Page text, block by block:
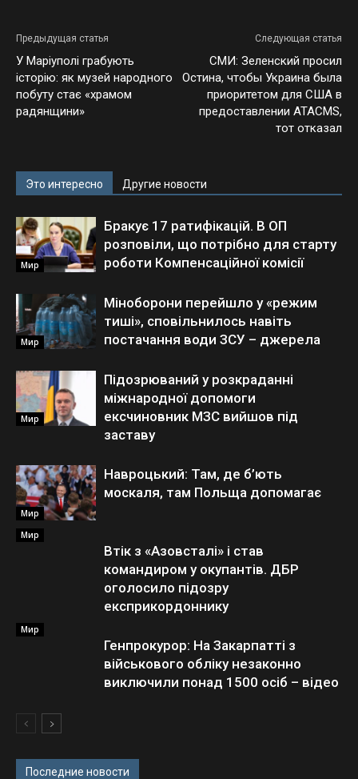
Предыдущая статья
У Маріуполі грабують
історію: як музей народного
побуту стає «храмом
радянщини»
Следующая статья
СМИ: Зеленский просил
Остина, чтобы Украина была
приоритетом для США в
предоставлении ATACMS,
тот отказал
Это интересно Другие новости
Мир
Бракує 17 ратифікацій. В ОП
розповіли, що потрібно для старту
роботи Компенсаційної комісії
Мир
Міноборони перейшло у «режим
тиші», сповільнилось навіть
постачання води ЗСУ – джерела
Мир
Підозрюваний у розкраданні
міжнародної допомоги
ексчиновник МЗС вийшов під
заставу
Мир
Навроцький: Там, де б’ють
москаля, там Польща допомагає
Мир
Втік з «Азовсталі» і став
командиром у окупантів. ДБР
оголосило підозру
експрикордоннику
Мир
Генпрокурор: На Закарпатті з
військового обліку незаконно
виключили понад 1500 осіб – відео
Последние новости